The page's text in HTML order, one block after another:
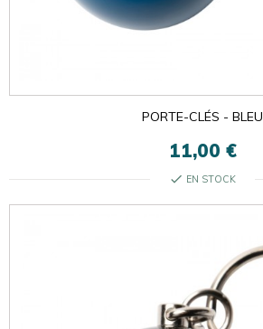
PORTE-CLÉS - BLEU
11,00 €
check EN STOCK